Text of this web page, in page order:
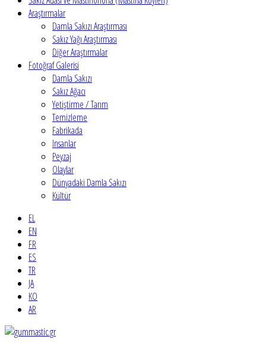
Araştırmalar
Damla Sakızı Araştırması
Sakız Yağı Araştırması
Diğer Araştırmalar
Fotoğraf Galerisi
Damla Sakızı
Sakız Ağacı
Yetiştirme / Tarım
Temizleme
Fabrikada
Insanlar
Peyzaj
Olaylar
Dünyadaki Damla Sakızı
Kültür
EL
EN
FR
ES
TR
JA
KO
AR